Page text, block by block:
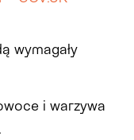
wymagały
i warzywa